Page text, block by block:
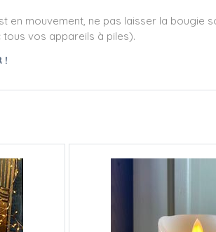
en mouvement, ne pas laisser la bougie
vos appareils à piles).
!